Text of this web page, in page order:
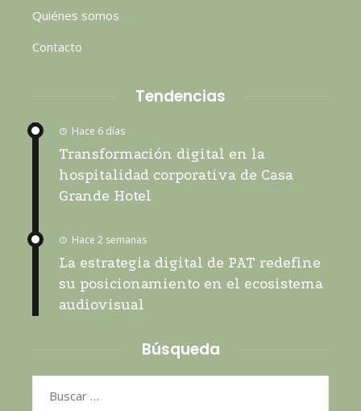
Quiénes somos
Contacto
Tendencias
Hace 6 días
Transformación digital en la
hospitalidad corporativa de Casa
Grande Hotel
Hace 2 semanas
La estrategia digital de PAT redefine
su posicionamiento en el ecosistema
audiovisual
Búsqueda